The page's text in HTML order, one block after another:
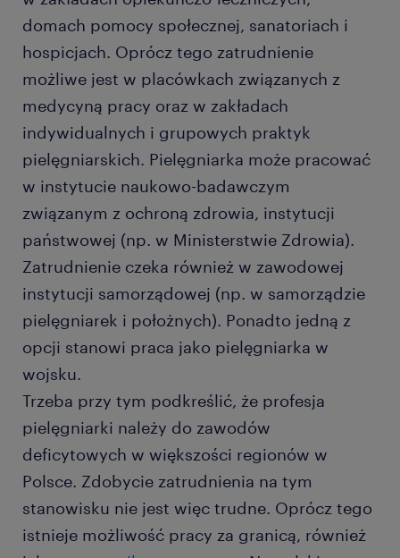
domach pomocy społecznej, sanatoriach i
hospicjach. Oprócz tego zatrudnienie
możliwe jest w placówkach związanych z
medycyną pracy oraz w zakładach
indywidualnych i grupowych praktyk
pielęgniarskich. Pielęgniarka może pracować
w instytucie naukowo-badawczym
związanym z ochroną zdrowia, instytucji
państwowej (np. w Ministerstwie Zdrowia).
Zatrudnienie czeka również w zawodowej
instytucji samorządowej (np. w samorządzie
pielęgniarek i położnych). Ponadto jedną z
opcji stanowi praca jako pielęgniarka w
wojsku.
Trzeba przy tym podkreślić, że profesja
pielęgniarki należy do zawodów
deficytowych w większości regionów w
Polsce. Zdobycie zatrudnienia na tym
stanowisku nie jest więc trudne. Oprócz tego
istnieje możliwość pracy za granicą, również